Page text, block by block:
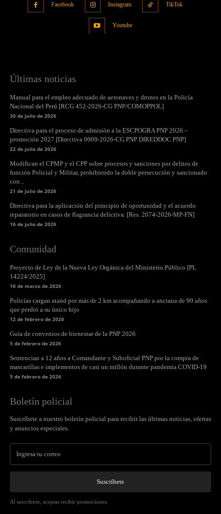
Facebook Instagram TikTok
Youtube
Últimas noticias
Manual para el empleo adecuado de aeronaves y drones en la Policía
Nacional del Perú [RCG 452-2026-CG PNP/COMOPPOL]
30 de julio de 2026
Directiva para el proceso de admisión a la ESCPOGRA PNP 2026 –
promoción 2027 [Directiva 0009-2026-CG PNP DIREDDOC PNP]
22 de julio de 2026
Modifican el CPMP y el CPP sobre procesos y sanciones por delitos de
función Policial y Militar, prohibiendo la doble persecución y sancionado
con...
21 de julio de 2026
Directiva para la aplicación del principio de oportunidad y el acuerdo
reparatorio en casos de flagrancia delictiva. [Res. 2074-2026-MP-FN]
16 de julio de 2026
Comunidad
Proyecto de Ley de la Nueva Ley Orgánica del Ministerio Público [PL
14224/2025]
16 de marzo de 2026
Policías cargan ataúd por más de 2 km acompañando a anciana de 90 años
que perdió a su único hijo
12 de febrero de 2026
Guía de convenios de bienestar de la PNP 2026
5 de febrero de 2026
Sentencian a 12 años a Comandante y Suboficial PNP por la compra de
mascarillas e implementos de casi un millón durante pandemia COVID-19
5 de febrero de 2026
Boletín policial
Suscríbete a nuestro boletín policial para recibir las últimas noticias, ofertas
y anuncios especiales.
Suscríbete
Al suscribirte, aceptas recibir promociones.